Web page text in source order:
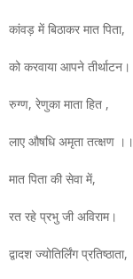
कांवड़ में बिठाकर मात पिता,
को करवाया आपने तीर्थाटन।
रुग्ण, रेणुका माता हित ,
लाए औषधि अमृता तत्क्षण ।।
मात पिता की सेवा में,
रत रहे प्रभु जी अविराम।
द्वादश ज्योतिर्लिंग प्रतिष्ठाता,
पर
डॉ.